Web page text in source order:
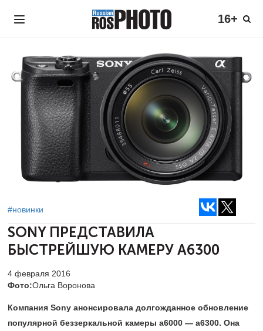
16+
#новинки
SONY ПРЕДСТАВИЛА
БЫСТРЕЙШУЮ КАМЕРУ A6300
4 февраля 2016
Фото:Ольга Воронова
Компания Sony анонсировала долгожданное обновление
популярной беззеркальной камеры a6000 — a6300. Она